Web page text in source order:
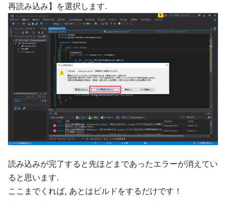
再読み込み】を選択します.
読み込みが完了すると先ほどまであったエラーが消えてい
ると思います.
ここまでくれば, あとはビルドをするだけです！